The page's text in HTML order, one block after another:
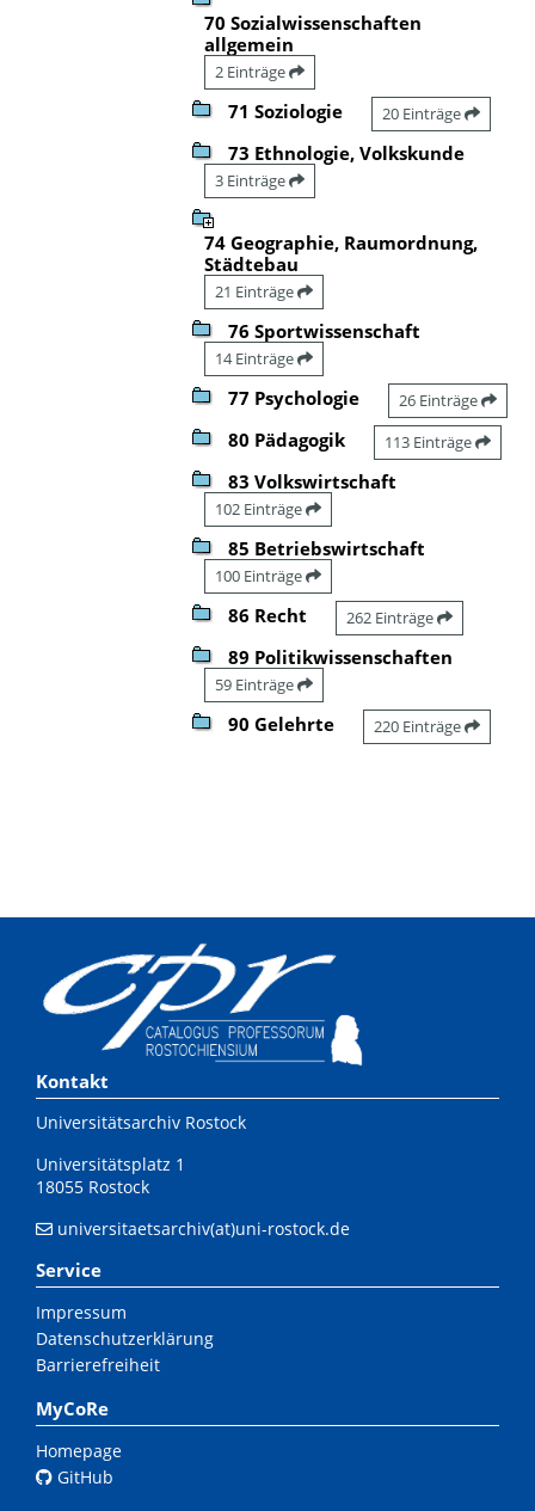
70 Sozialwissenschaften
allgemein
2 Einträge
71 Soziologie 20 Einträge
73 Ethnologie, Volkskunde
3 Einträge
74 Geographie, Raumordnung,
Städtebau
21 Einträge
76 Sportwissenschaft
14 Einträge
77 Psychologie 26 Einträge
80 Pädagogik 113 Einträge
83 Volkswirtschaft
102 Einträge
85 Betriebswirtschaft
100 Einträge
86 Recht 262 Einträge
89 Politikwissenschaften
59 Einträge
90 Gelehrte 220 Einträge
Kontakt
Universitätsarchiv Rostock
Universitätsplatz 1
18055 Rostock
universitaetsarchiv(at)uni-rostock.de
Service
Impressum
Datenschutzerklärung
Barrierefreiheit
MyCoRe
Homepage
GitHub